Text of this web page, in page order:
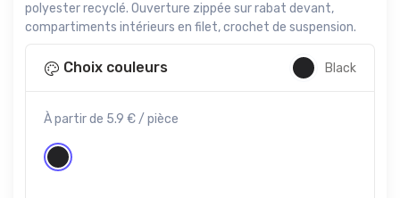
polyester recyclé. Ouverture zippée sur rabat devant,
compartiments intérieurs en filet, crochet de suspension.
Choix couleurs Black
À partir de 5.9 € / pièce